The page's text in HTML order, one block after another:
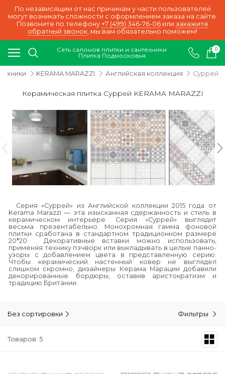
По независящим от нас причинам у части пользователей
могут возникать сложности с оформлением заказа на сайте.
Позвоните по телефону +7 (499) 346-76-06 или закажите
обратный звонок, мы вам обязательно поможем!
Сеть салонов плитки и сантехники
Плитка Подмосковья
0
KERAMA MARAZZI Английская коллекция Суррей
Керамическая плитка Суррей KERAMA MARAZZI
Серия «Суррей» из Английской коллекции 2015 года от
Kerama Marazzi — эта изысканная сдержанность и стиль в
керамическом интерьере. Серия «Суррей» выглядит
весьма презентабельно. Монохромная гамма фоновой
плитки сработана в стандартном традиционном размере
20*20. Декоративные вставки можно использовать,
применяя технику пэчворк или выкладывать в целые панно-
узоры с добавлением цвета в представленную серию.
Чтобы керамический настенный ковер не выглядел
слишком скромно, дизайнеры Керама Марации добавили
декорированные бордюры, оставив аристократизм и
традицию Британии.
Без сортировки Фильтры
Товаров: 5